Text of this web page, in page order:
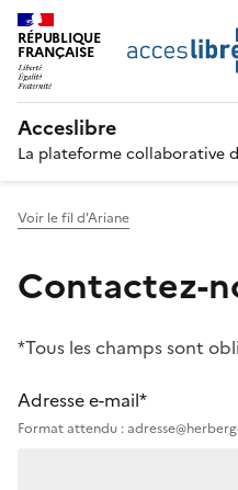
RÉPUBLIQUE
FRANÇAISE
Acceslibre
La plateforme collaborative
Voir le fil d'Ariane
Contactez-
*Tous les champs sont
Adresse e-mail*
Format attendu :